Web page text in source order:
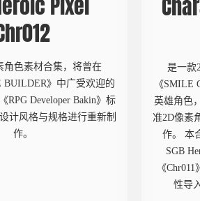
角色素材合集，将曾在
BUILDER》中广受欢迎的
RPG Developer Bakin》标
计风格与规格进行重新制
作。
是一款
《SMILE
英雄角色
准2D像素
作。 本
SGB
《
性导